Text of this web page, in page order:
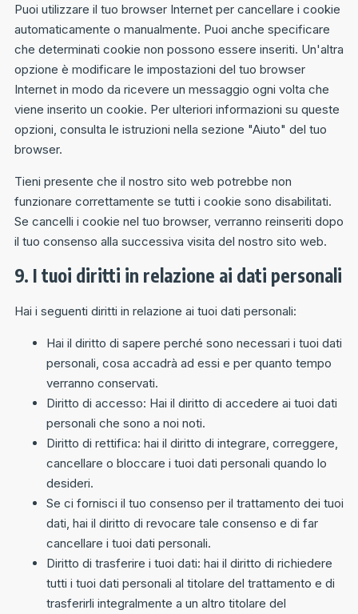
Puoi utilizzare il tuo browser Internet per cancellare i cookie
automaticamente o manualmente. Puoi anche specificare
che determinati cookie non possono essere inseriti. Un'altra
opzione è modificare le impostazioni del tuo browser
Internet in modo da ricevere un messaggio ogni volta che
viene inserito un cookie. Per ulteriori informazioni su queste
opzioni, consulta le istruzioni nella sezione "Aiuto" del tuo
browser.
Tieni presente che il nostro sito web potrebbe non
funzionare correttamente se tutti i cookie sono disabilitati.
Se cancelli i cookie nel tuo browser, verranno reinseriti dopo
il tuo consenso alla successiva visita del nostro sito web.
9. I tuoi diritti in relazione ai dati personali
Hai i seguenti diritti in relazione ai tuoi dati personali:
Hai il diritto di sapere perché sono necessari i tuoi dati
personali, cosa accadrà ad essi e per quanto tempo
verranno conservati.
Diritto di accesso: Hai il diritto di accedere ai tuoi dati
personali che sono a noi noti.
Diritto di rettifica: hai il diritto di integrare, correggere,
cancellare o bloccare i tuoi dati personali quando lo
desideri.
Se ci fornisci il tuo consenso per il trattamento dei tuoi
dati, hai il diritto di revocare tale consenso e di far
cancellare i tuoi dati personali.
Diritto di trasferire i tuoi dati: hai il diritto di richiedere
tutti i tuoi dati personali al titolare del trattamento e di
trasferirli integralmente a un altro titolare del